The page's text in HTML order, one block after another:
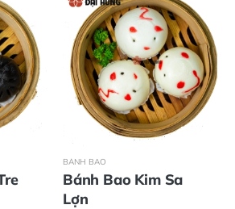
BÁNH BAO
Bánh Bao Kim Sa
Lợn